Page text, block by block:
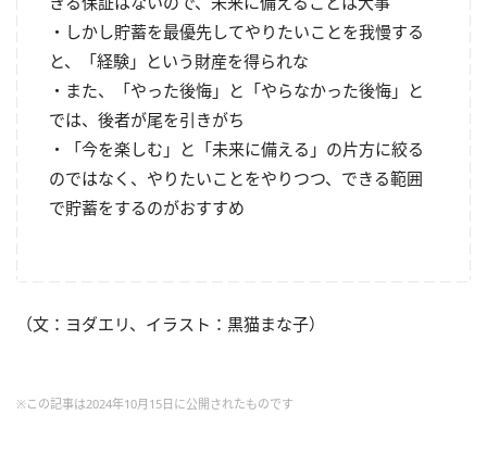
・しかし貯蓄を最優先してやりたいことを我慢する
と、「経験」という財産を得られな
・また、「やった後悔」と「やらなかった後悔」と
では、後者が尾を引きがち
・「今を楽しむ」と「未来に備える」の片方に絞る
のではなく、やりたいことをやりつつ、できる範囲
で貯蓄をするのがおすすめ
（文：ヨダエリ、イラスト：黒猫まな子）
※この記事は2024年10月15日に公開されたものです